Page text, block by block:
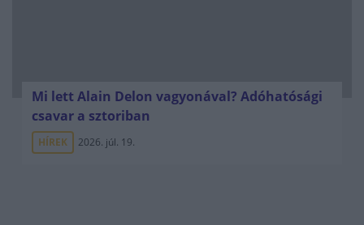
Mi lett Alain Delon vagyonával? Adóhatósági
csavar a sztoriban
HÍREK 2026. júl. 19.